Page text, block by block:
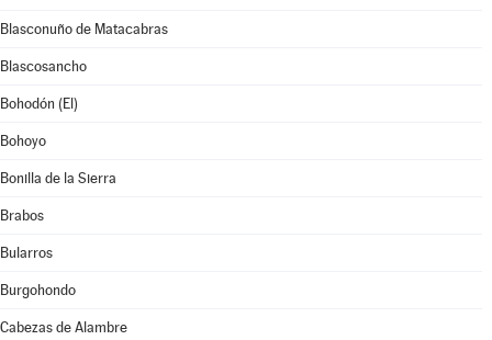
Blasconuño de Matacabras
Blascosancho
Bohodón (El)
Bohoyo
Bonilla de la Sierra
Brabos
Bularros
Burgohondo
Cabezas de Alambre